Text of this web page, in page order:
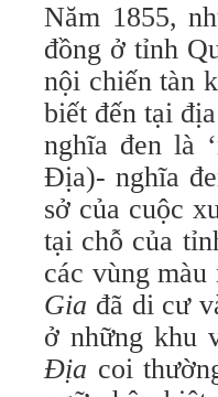
Năm 1855,
đồng ở tỉnh
nội chiến tàn
biết đến tại
nghĩa đen là
Địa)- nghĩa
sở của cuộc
tại chỗ của
các vùng
Gia đã di cư
ở những khu
Địa coi